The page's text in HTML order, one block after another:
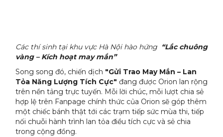
Các thí sinh tại khu vực Hà Nội hào hứng “Lắc chuông
vàng – Kích hoạt may mắn”
Song song đó, chiến dịch "Gửi Trao May Mắn – Lan
Tỏa Năng Lượng Tích Cực" đang được Orion lan rộng
trên nền tảng trực tuyến. Mỗi lời chúc, mỗi lượt chia sẻ
hợp lệ trên Fanpage chính thức của Orion sẽ góp thêm
một chiếc bánh thật tới các trạm tiếp sức mùa thi, tiếp
nối chuỗi hành trình lan tỏa điều tích cực và sẻ chia
trong cộng đồng.